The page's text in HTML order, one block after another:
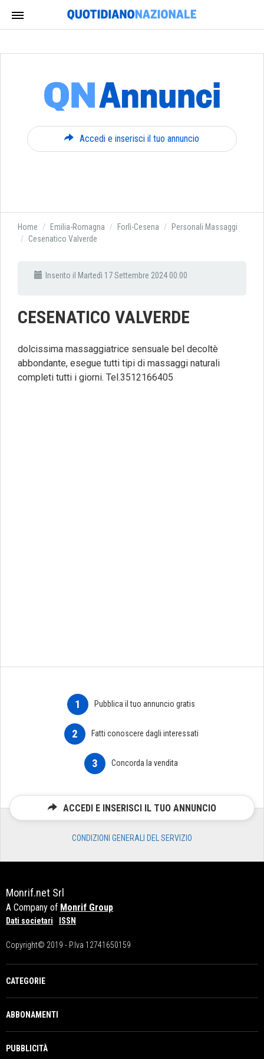
Accedi e inserisci il tuo annuncio
Home Emilia-Romagna Forlì-Cesena
Personali Massaggi
Cesenatico Valverde
Inserito il Martedì 17 Settembre 2024 00:00
CESENATICO VALVERDE
dolcissima massaggiatrice sensuale bel decoltè
abbondante, esegue tutti tipi di massaggi naturali
completi tutti i giorni. Tel.3512166405
1 Pubblica il tuo annuncio gratis
2 Fatti conoscere dagli interessati
3 Concorda la vendita
ACCEDI E INSERISCI IL TUO ANNUNCIO
CONDIZIONI GENERALI DEL SERVIZIO
Monrif.net Srl
A Company of Monrif Group
Dati societari ISSN
Copyright© 2019 - P.Iva 12741650159
CATEGORIE
ABBONAMENTI
PUBBLICITÀ